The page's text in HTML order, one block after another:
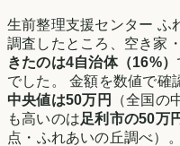
生前整理支援センター ふ
調査したところ、空き家
きたのは4自治体（16%）
でした。 金額を数値で確
中央値は50万円 （全国の
も高いのは足利市の50万
点 ・ ふれあいの丘調べ）